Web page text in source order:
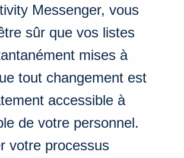
Messenger, vous
sûr que vos listes
mises à
tout changement est
accessible à
de votre personnel.
votre processus